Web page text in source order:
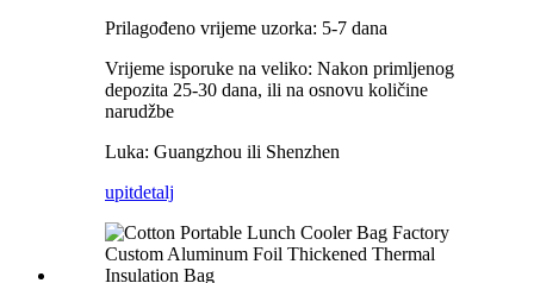
Prilagođeno vrijeme uzorka: 5-7 dana
Vrijeme isporuke na veliko: Nakon primljenog
depozita 25-30 dana, ili na osnovu količine
narudžbe
Luka: Guangzhou ili Shenzhen
upitdetalj